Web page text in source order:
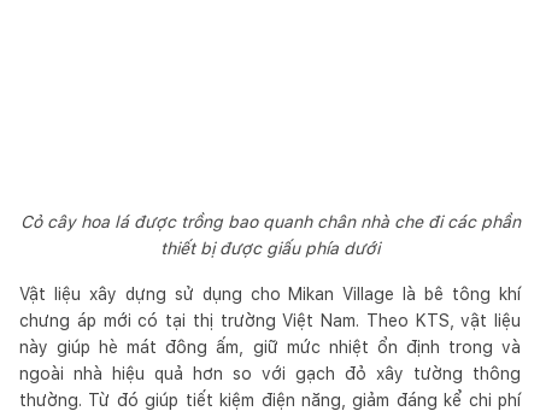
Cỏ cây hoa lá được trồng bao quanh chân nhà che đi các phần
thiết bị được giấu phía dưới
Vật liệu xây dựng sử dụng cho Mikan Village là bê tông khí
chưng áp mới có tại thị trường Việt Nam. Theo KTS, vật liệu
này giúp hè mát đông ấm, giữ mức nhiệt ổn định trong và
ngoài nhà hiệu quả hơn so với gạch đỏ xây tường thông
thường. Từ đó giúp tiết kiệm điện năng, giảm đáng kể chi phí